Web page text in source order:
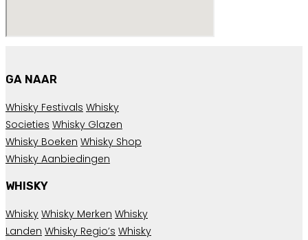
GA NAAR
Whisky Festivals Whisky
Societies Whisky Glazen
Whisky Boeken Whisky Shop
Whisky Aanbiedingen
WHISKY
Whisky Whisky Merken Whisky
Landen Whisky Regio’s Whisky